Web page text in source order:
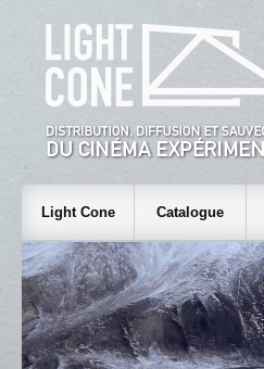
Light Cone Catalogue